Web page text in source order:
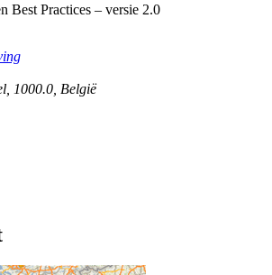
Best Practices – versie 2.0
1000.0 België